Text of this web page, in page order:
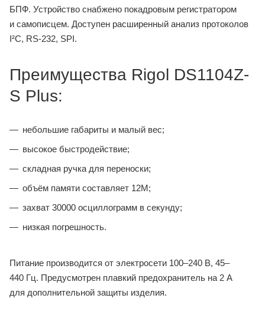
БПФ. Устройство снабжено покадровым регистратором
и самописцем. Доступен расширенный анализ протоколов
I²C, RS-232, SPI.
Преимущества Rigol DS1104Z-
S Plus:
небольшие габариты и малый вес;
высокое быстродействие;
складная ручка для переноски;
объём памяти составляет 12М;
захват 30000 осциллограмм в секунду;
низкая погрешность.
Питание производится от электросети 100–240 В, 45–
440 Гц. Предусмотрен плавкий предохранитель на 2 А
для дополнительной защиты изделия.